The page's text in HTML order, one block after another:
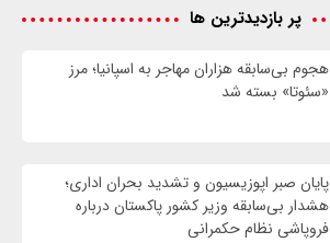
پر بازدیدترین ها
هجوم بی‌سابقه هزاران مهاجر به اسپانیا؛ مرز
«سئوتا» بسته شد
پایان صبر اپوزیسیون و تشدید بحران اداری؛
هشدار بی‌سابقه وزیر کشور پاکستان درباره
فروپاشی نظام حکمرانی